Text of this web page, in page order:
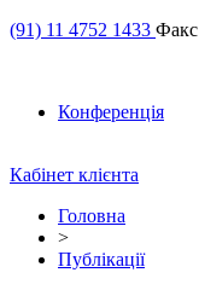
(91) 11 4752 1433 Факс
Конференція
Кабінет клієнта
Головна
>
Публікації